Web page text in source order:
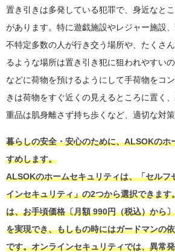
置き引きは多発している犯罪で、身近なと
があります。特に遊戯施設やレジャー施設
不特定多数の人が行き交う場所や、たくさ
るような場所は置き引き犯に狙われやすい
などに荷物を預けるようにして手荷物をコ
きは荷物をすぐ近くの見えるところに置く
重品は肌身離さず持ち歩くなど、適切な対策
暮らしの安全・安心のために、ALSOKのホ
すめします。
ALSOKのホームセキュリティは、「セルフ
インセキュリティ」の2つから選択できます
は、お手頃価格〔月額 990円（税込）から
を実現でき、もしもの時にはガードマンの
です。オンラインセキュリティでは、異常